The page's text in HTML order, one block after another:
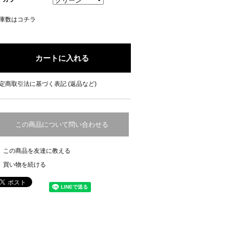
数はコチラ
商取引法に基づく表記 (返品など)
この商品について問い合わせる
この商品を友達に教える
買い物を続ける